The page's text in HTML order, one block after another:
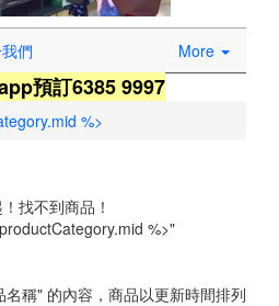
More
們
預訂6385 9997
%>
找不到商品！
%>"
稱" 的內容，商品以更新時間排列